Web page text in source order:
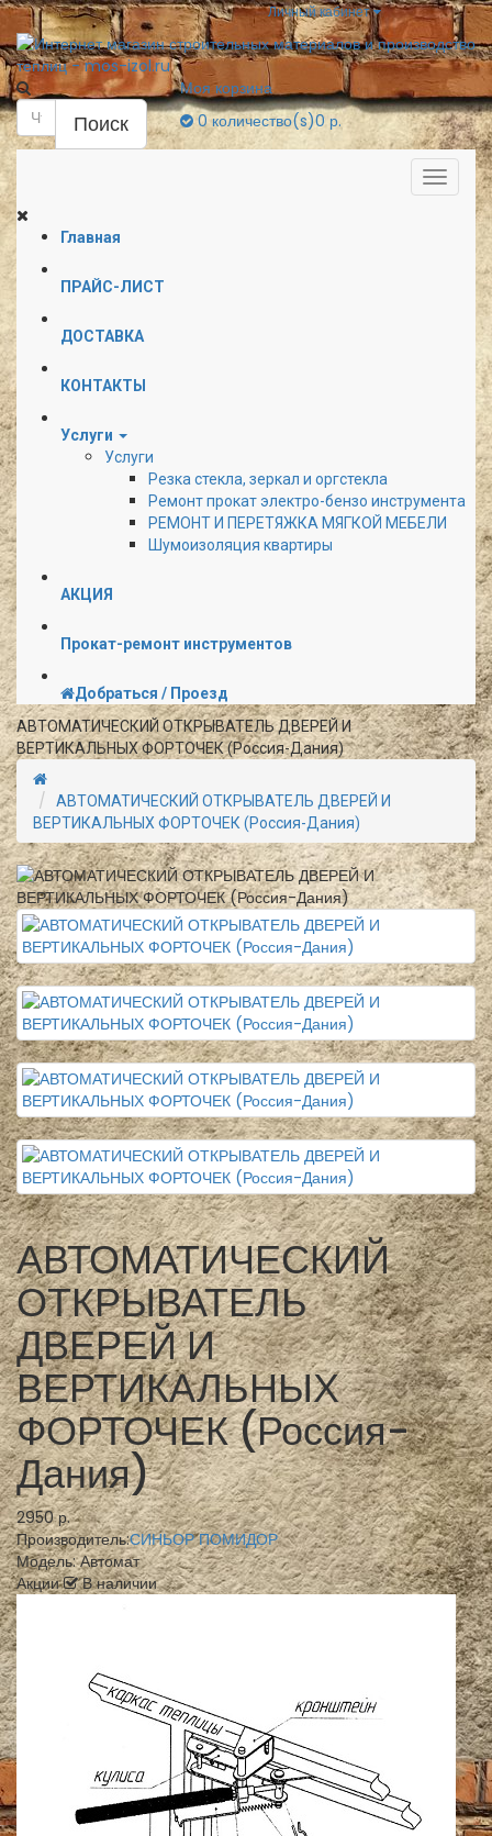
Личный кабинет
Поиск
Моя корзина
0количество(s)0 р.
Главная
ПРАЙС-ЛИСТ
ДОСТАВКА
КОНТАКТЫ
Услуги
Услуги
Резка стекла, зеркал и оргстекла
Ремонт прокат электро-бензо инструмента
РЕМОНТ И ПЕРЕТЯЖКА МЯГКОЙ МЕБЕЛИ
Шумоизоляция квартиры
АКЦИЯ
Прокат-ремонт инструментов
Добраться / Проезд
АВТОМАТИЧЕСКИЙ ОТКРЫВАТЕЛЬ ДВЕРЕЙ И
ВЕРТИКАЛЬНЫХ ФОРТОЧЕК (Россия-Дания)
АВТОМАТИЧЕСКИЙ ОТКРЫВАТЕЛЬ ДВЕРЕЙ И
ВЕРТИКАЛЬНЫХ ФОРТОЧЕК (Россия-Дания)
АВТОМАТИЧЕСКИЙ
ОТКРЫВАТЕЛЬ
ДВЕРЕЙ И
ВЕРТИКАЛЬНЫХ
ФОРТОЧЕК (Россия-
Дания)
2950 р.
Производитель:СИНЬОР ПОМИДОР
Модель:Автомат
Акции
В наличии